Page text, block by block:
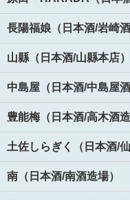
長陽福娘（日本酒/岩崎酒
山縣（日本酒/山縣本店）
中島屋（日本酒/中島屋酒
豊能梅（日本酒/高木酒造
土佐しらぎく（日本酒/仙
南（日本酒/南酒造場）